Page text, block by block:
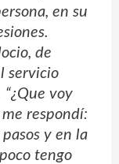
en su
de
servicio
voy
respondí:
y en la
tengo